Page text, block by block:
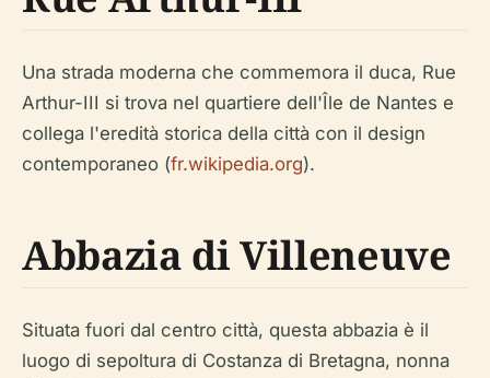
Una strada moderna che commemora il duca, Rue
Arthur-III si trova nel quartiere dell'Île de Nantes e
collega l'eredità storica della città con il design
contemporaneo (fr.wikipedia.org).
Abbazia di Villeneuve
Situata fuori dal centro città, questa abbazia è il
luogo di sepoltura di Costanza di Bretagna, nonna